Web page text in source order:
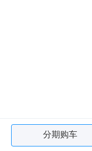
分期购车